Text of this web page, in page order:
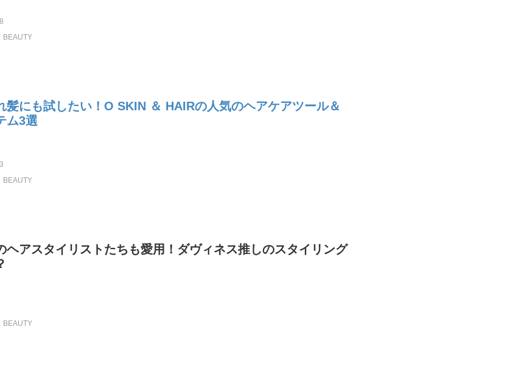
BEAUTY
髪にも試したい！O SKIN ＆ HAIRの人気のヘアケアツール＆
ム3選
BEAUTY
ヘアスタイリストたちも愛用！ダヴィネス推しのスタイリング
BEAUTY